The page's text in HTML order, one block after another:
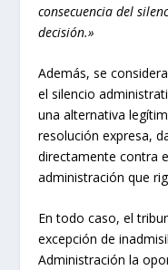
consecuencia del
decisión.»
Además, se
el silencio
una alternativa
resolución expresa,
directamente contra
administración que
En todo caso, el
excepción de
Administración la